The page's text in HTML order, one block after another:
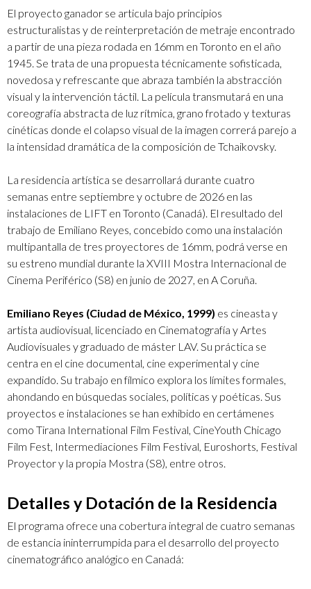
El proyecto ganador se articula bajo principios
estructuralistas y de reinterpretación de metraje encontrado
a partir de una pieza rodada en 16mm en Toronto en el año
1945. Se trata de una propuesta técnicamente sofisticada,
novedosa y refrescante que abraza también la abstracción
visual y la intervención táctil. La película transmutará en una
coreografía abstracta de luz rítmica, grano frotado y texturas
cinéticas donde el colapso visual de la imagen correrá parejo a
la intensidad dramática de la composición de Tchaikovsky.
La residencia artística se desarrollará durante cuatro
semanas entre septiembre y octubre de 2026 en las
instalaciones de LIFT en Toronto (Canadá). El resultado del
trabajo de Emiliano Reyes, concebido como una instalación
multipantalla de tres proyectores de 16mm, podrá verse en
su estreno mundial durante la XVIII Mostra Internacional de
Cinema Periférico (S8) en junio de 2027, en A Coruña.
Emiliano Reyes (Ciudad de México, 1999) es cineasta y
artista audiovisual, licenciado en Cinematografía y Artes
Audiovisuales y graduado de máster LAV. Su práctica se
centra en el cine documental, cine experimental y cine
expandido. Su trabajo en fílmico explora los límites formales,
ahondando en búsquedas sociales, políticas y poéticas. Sus
proyectos e instalaciones se han exhibido en certámenes
como Tirana International Film Festival, CineYouth Chicago
Film Fest, Intermediaciones Film Festival, Euroshorts, Festival
Proyector y la propia Mostra (S8), entre otros.
Detalles y Dotación de la Residencia
El programa ofrece una cobertura integral de cuatro semanas
de estancia ininterrumpida para el desarrollo del proyecto
cinematográfico analógico en Canadá: